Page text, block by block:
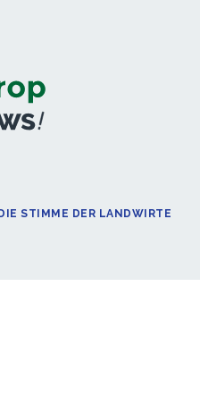
DIE STIMME DER LANDWIRTE